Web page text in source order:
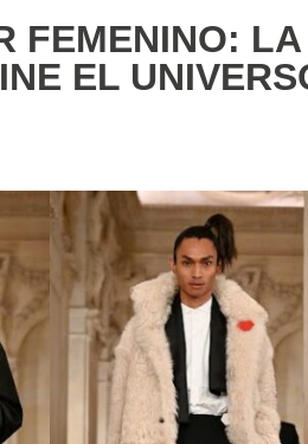
FEMENINO:
EL